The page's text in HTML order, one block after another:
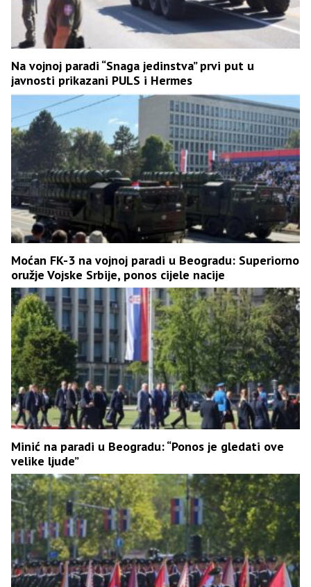
Na vojnoj paradi “Snaga jedinstva” prvi put u
javnosti prikazani PULS i Hermes
Moćan FK-3 na vojnoj paradi u Beogradu: Superiorno
oružje Vojske Srbije, ponos cijele nacije
Minić na paradi u Beogradu: “Ponos je gledati ove
velike ljude”